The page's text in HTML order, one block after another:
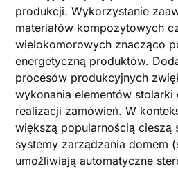
produkcji. Wykorzystanie
materiałów kompozytowych
wielokomorowych znacząco
energetyczną produktów.
procesów produkcyjnych
wykonania elementów stolarki
realizacji zamówień. W
większą popularnością cieszą
systemy zarządzania domem
umożliwiają automatyczne